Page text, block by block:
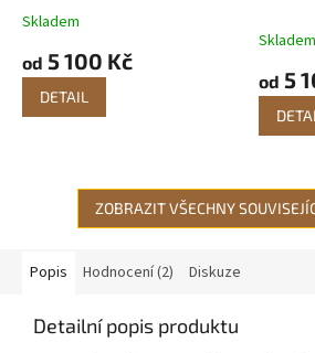
Průměrné
produktu
Skladem
od 5 100 Kč
DETAIL
Skladem
od 5
ZOBRAZIT VŠECHNY
Popis Hodnocení (2) Diskuze
Detailní popis produktu